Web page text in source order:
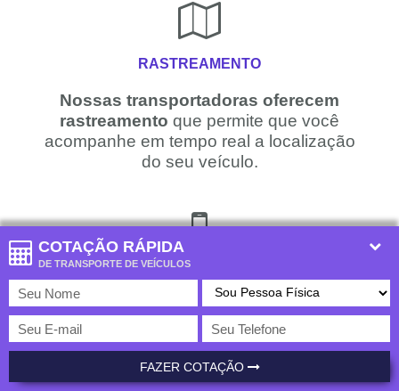
COTAÇÃO RÁPIDA
DE TRANSPORTE DE VEÍCULOS
FAZER COTAÇÃO
RASTREAMENTO
Nossas transportadoras oferecem
rastreamento que permite que você
acompanhe em tempo real a localização
do seu veículo.
TECNOLOGIA
Temos aúnica plataforma do Brasilque
fornece cotação com centenas de
transportadoras. Use a nossa tecnologia
economizar no transporte de